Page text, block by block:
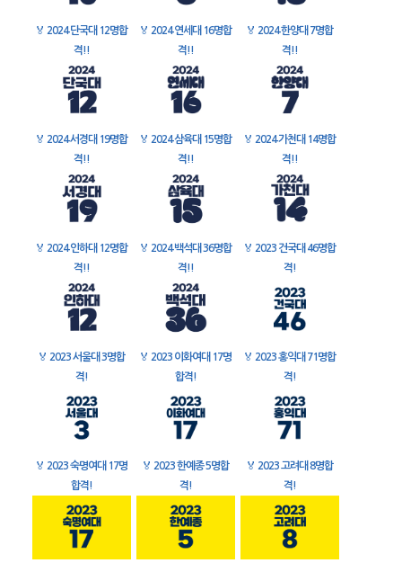
🏅 2024 단국대 12명합
격!!
🏅 2024 연세대 16명합
격!!
🏅 2024 한양대 7명합
격!!
🏅 2024 서경대 19명합
격!!
🏅 2024 삼육대 15명합
격!!
🏅 2024 가천대 14명합
격!!
🏅 2024 인하대 12명합
격!!
🏅 2024 백석대 36명합
격!!
🏅 2023 건국대 46명합
격!
🏅 2023 서울대 3명합
격!
🏅 2023 이화여대 17명
합격!
🏅 2023 홍익대 71명합
격!
🏅 2023 숙명여대 17명
합격!
🏅 2023 한예종 5명합
격!
🏅 2023 고려대 8명합
격!